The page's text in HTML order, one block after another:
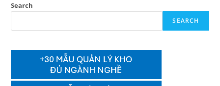
Search
SEARCH